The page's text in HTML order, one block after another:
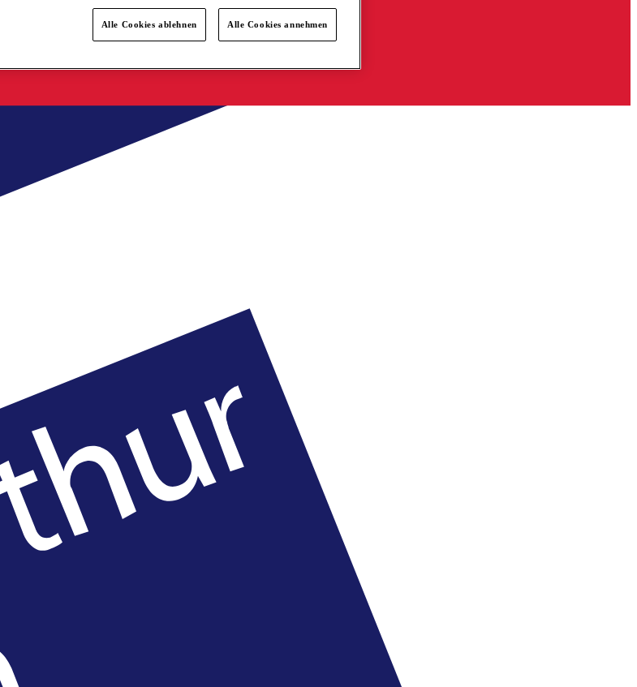
Alle Cookies ablehnen Alle Cookies annehmen